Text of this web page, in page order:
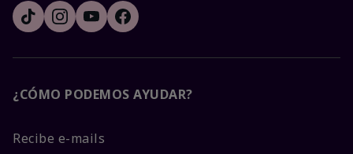
¿CÓMO PODEMOS AYUDAR?
Recibe e-mails